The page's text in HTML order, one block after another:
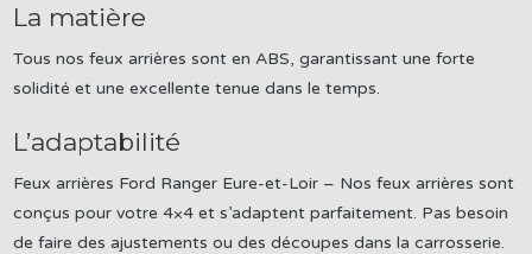
La matière
Tous nos feux arrières sont en ABS, garantissant une forte
solidité et une excellente tenue dans le temps.
L’adaptabilité
Feux arrières Ford Ranger Eure-et-Loir – Nos feux arrières sont
conçus pour votre 4×4 et s’adaptent parfaitement. Pas besoin
de faire des ajustements ou des découpes dans la carrosserie.